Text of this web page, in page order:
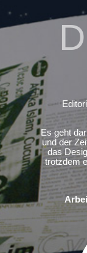
Es geht
und der
das
trotzdem